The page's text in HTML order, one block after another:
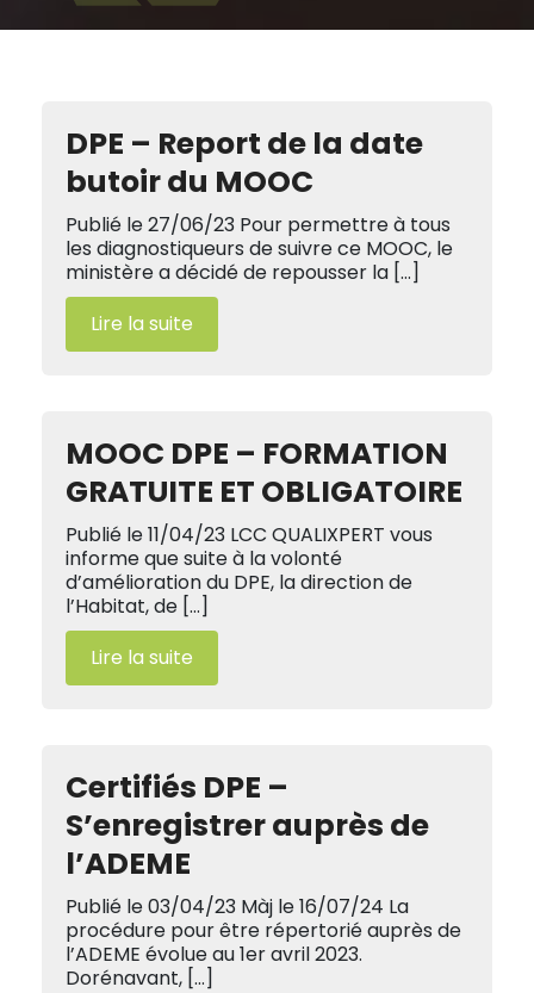
DPE – Report de la date
butoir du MOOC
Publié le 27/06/23 Pour permettre à tous
les diagnostiqueurs de suivre ce MOOC, le
ministère a décidé de repousser la […]
Lire la suite
MOOC DPE – FORMATION
GRATUITE ET OBLIGATOIRE
Publié le 11/04/23 LCC QUALIXPERT vous
informe que suite à la volonté
d’amélioration du DPE, la direction de
l’Habitat, de […]
Lire la suite
Certifiés DPE –
S’enregistrer auprès de
l’ADEME
Publié le 03/04/23 Màj le 16/07/24 La
procédure pour être répertorié auprès de
l’ADEME évolue au 1er avril 2023.
Dorénavant, […]